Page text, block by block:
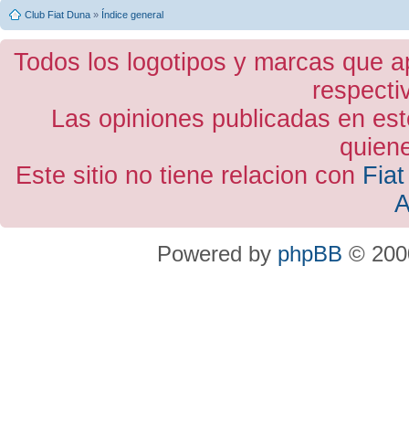
Club Fiat Duna » Índice general
Todos los logotipos y marcas que
Las opiniones publicadas en
Este sitio no tiene relacion con
Powered by phpBB ©